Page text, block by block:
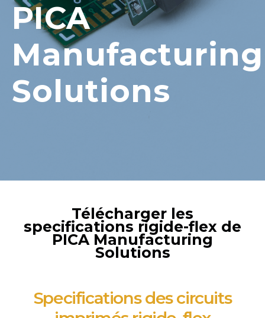
PICA
Manufacturing
Solutions
Télécharger les
specifications rigide-flex de
PICA Manufacturing
Solutions
Specifications des circuits